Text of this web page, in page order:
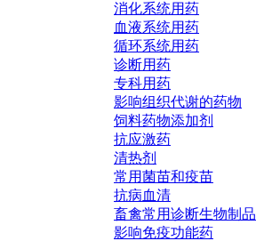
消化系统用药
血液系统用药
循环系统用药
诊断用药
专科用药
影响组织代谢的药物
饲料药物添加剂
抗应激药
清热剂
常用菌苗和疫苗
抗病血清
畜禽常用诊断生物制品
影响免疫功能药